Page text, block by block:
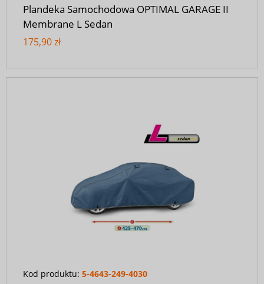
Plandeka Samochodowa OPTIMAL GARAGE II
Membrane L Sedan
175,90 zł
Kod produktu: 5-4643-249-4030